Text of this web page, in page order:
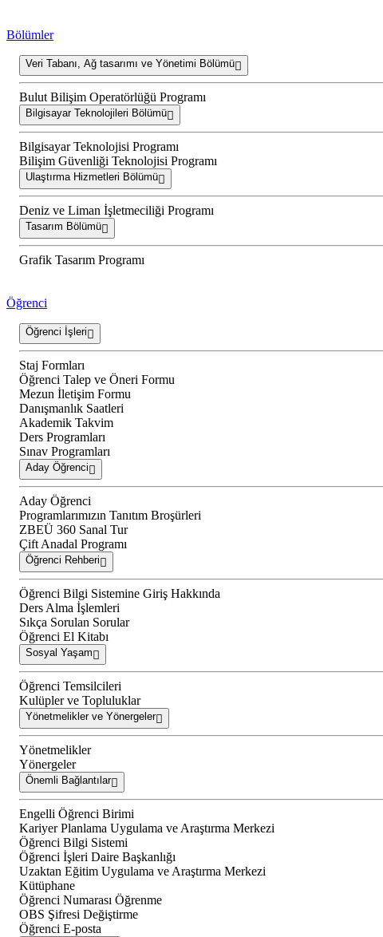
Bölümler
Veri Tabanı, Ağ tasarımı ve Yönetimi Bölümü
Bulut Bilişim Operatörlüğü Programı
Bilgisayar Teknolojileri Bölümü
Bilgisayar Teknolojisi Programı
Bilişim Güvenliği Teknolojisi Programı
Ulaştırma Hizmetleri Bölümü
Deniz ve Liman İşletmeciliği Programı
Tasarım Bölümü
Grafik Tasarım Programı
Öğrenci
Öğrenci İşleri
Staj Formları
Öğrenci Talep ve Öneri Formu
Mezun İletişim Formu
Danışmanlık Saatleri
Akademik Takvim
Ders Programları
Sınav Programları
Aday Öğrenci
Aday Öğrenci
Programlarımızın Tanıtım Broşürleri
ZBEÜ 360 Sanal Tur
Çift Anadal Programı
Öğrenci Rehberi
Öğrenci Bilgi Sistemine Giriş Hakkında
Ders Alma İşlemleri
Sıkça Sorulan Sorular
Öğrenci El Kitabı
Sosyal Yaşam
Öğrenci Temsilcileri
Kulüpler ve Topluluklar
Yönetmelikler ve Yönergeler
Yönetmelikler
Yönergeler
Önemli Bağlantılar
Engelli Öğrenci Birimi
Kariyer Planlama Uygulama ve Araştırma Merkezi
Öğrenci Bilgi Sistemi
Öğrenci İşleri Daire Başkanlığı
Uzaktan Eğitim Uygulama ve Araştırma Merkezi
Kütüphane
Öğrenci Numarası Öğrenme
OBS Şifresi Değiştirme
Öğrenci E-posta